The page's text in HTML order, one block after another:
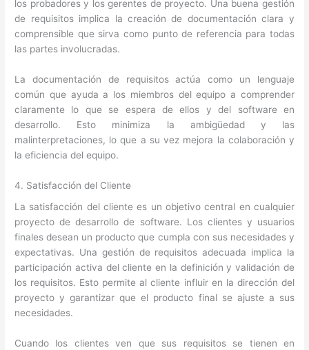
los probadores y los gerentes de proyecto. Una buena gestión
de requisitos implica la creación de documentación clara y
comprensible que sirva como punto de referencia para todas
las partes involucradas.
La documentación de requisitos actúa como un lenguaje
común que ayuda a los miembros del equipo a comprender
claramente lo que se espera de ellos y del software en
desarrollo. Esto minimiza la ambigüedad y las
malinterpretaciones, lo que a su vez mejora la colaboración y
la eficiencia del equipo.
4. Satisfacción del Cliente
La satisfacción del cliente es un objetivo central en cualquier
proyecto de desarrollo de software. Los clientes y usuarios
finales desean un producto que cumpla con sus necesidades y
expectativas. Una gestión de requisitos adecuada implica la
participación activa del cliente en la definición y validación de
los requisitos. Esto permite al cliente influir en la dirección del
proyecto y garantizar que el producto final se ajuste a sus
necesidades.
Cuando los clientes ven que sus requisitos se tienen en